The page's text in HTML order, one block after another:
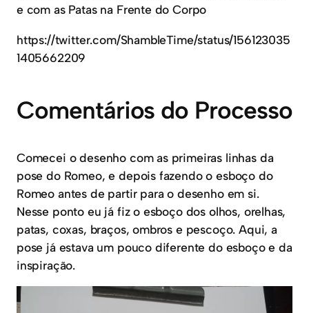
e com as Patas na Frente do Corpo
https://twitter.com/ShambleTime/status/156123035
1405662209
Comentários do Processo
Comecei o desenho com as primeiras linhas da
pose do Romeo, e depois fazendo o esboço do
Romeo antes de partir para o desenho em si.
Nesse ponto eu já fiz o esboço dos olhos, orelhas,
patas, coxas, braços, ombros e pescoço. Aqui, a
pose já estava um pouco diferente do esboço e da
inspiração.